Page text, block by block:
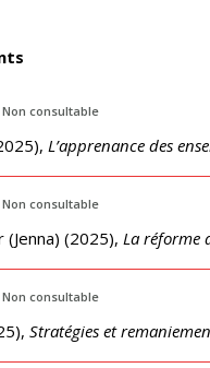
Non consultable
), L’apprenance des
Non consultable
(Jenna) (2025), La réforme
Non consultable
), Stratégies et